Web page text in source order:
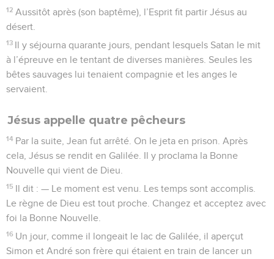
12 Aussitôt après (son baptême), l’Esprit fit partir Jésus au
désert.
13 Il y séjourna quarante jours, pendant lesquels Satan le mit
à l’épreuve en le tentant de diverses manières. Seules les
bêtes sauvages lui tenaient compagnie et les anges le
servaient.
Jésus appelle quatre pêcheurs
14 Par la suite, Jean fut arrêté. On le jeta en prison. Après
cela, Jésus se rendit en Galilée. Il y proclama la Bonne
Nouvelle qui vient de Dieu.
15 Il dit : — Le moment est venu. Les temps sont accomplis.
Le règne de Dieu est tout proche. Changez et acceptez avec
foi la Bonne Nouvelle.
16 Un jour, comme il longeait le lac de Galilée, il aperçut
Simon et André son frère qui étaient en train de lancer un